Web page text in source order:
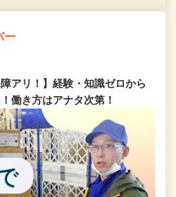
ー
アリ！】経験・知識ゼロから
働き方はアナタ次第！